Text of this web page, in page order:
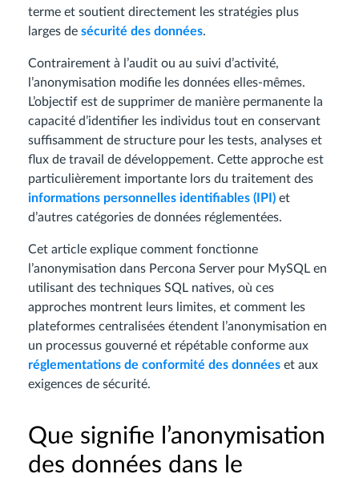
terme et soutient directement les stratégies plus
larges de sécurité des données.
Contrairement à l’audit ou au suivi d’activité,
l’anonymisation modifie les données elles-mêmes.
L’objectif est de supprimer de manière permanente la
capacité d’identifier les individus tout en conservant
suffisamment de structure pour les tests, analyses et
flux de travail de développement. Cette approche est
particulièrement importante lors du traitement des
informations personnelles identifiables (IPI) et
d’autres catégories de données réglementées.
Cet article explique comment fonctionne
l’anonymisation dans Percona Server pour MySQL en
utilisant des techniques SQL natives, où ces
approches montrent leurs limites, et comment les
plateformes centralisées étendent l’anonymisation en
un processus gouverné et répétable conforme aux
réglementations de conformité des données et aux
exigences de sécurité.
Que signifie l’anonymisation
des données dans le